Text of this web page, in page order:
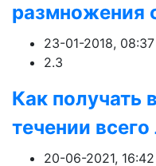
размножения
23-01-2018, 08:37
2.3
Как получать
течении всего
20-06-2021, 16:42